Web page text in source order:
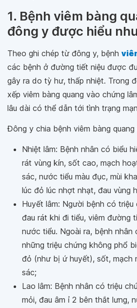
1. Bệnh viêm bàng
đông y được hiểu
Theo ghi chép từ đông y, bệnh
các bệnh ở đường tiết niệu được
gây ra do tỳ hư, thấp nhiệt. Trong
xếp viêm bàng quang vào chứng
lâu dài có thể dẫn tới tình trạng
Đông y chia bệnh viêm bàng
Nhiệt lâm: Bệnh nhân có biểu
rát vùng kín, sốt cao, mạch
sác, nước tiểu màu đục, mùi
lúc đỏ lúc nhợt nhạt, đau vùng
Huyết lâm: Người bệnh có
đau rát khi đi tiểu, viêm đường
nước tiểu. Ngoài ra, bệnh nhân
những triệu chứng không phổ
đỏ (như bị ứ huyết), sốt, mạch
sác;
Lao lâm: Bệnh nhân có triệu
mỏi, đau âm ỉ 2 bên thắt lưng,